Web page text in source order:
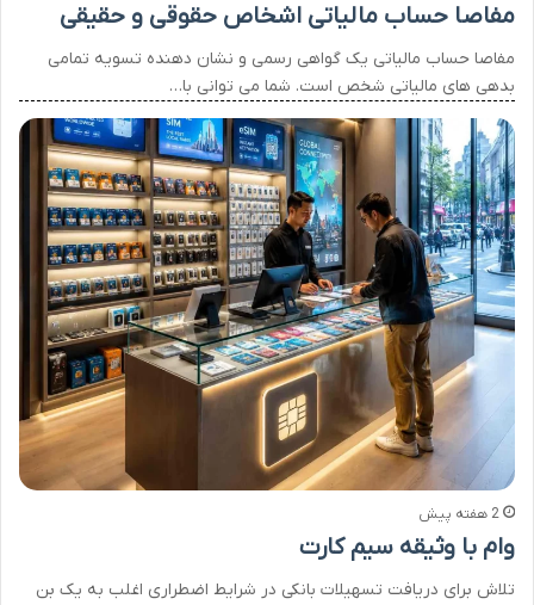
مفاصا حساب مالیاتی اشخاص حقوقی و حقیقی
مفاصا حساب مالیاتی یک گواهی رسمی و نشان دهنده تسویه تمامی
بدهی های مالیاتی شخص است. شما می توانی با…
2 هفته پیش
وام با وثیقه سیم کارت
تلاش برای دریافت تسهیلات بانکی در شرایط اضطراری اغلب به یک بن